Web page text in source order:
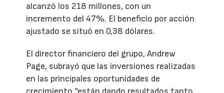
alcanzó los 218 millones, con un
incremento del 47%. El beneficio por acción
ajustado se situó en 0,38 dólares.
El director financiero del grupo, Andrew
Page, subrayó que las inversiones realizadas
en las principales oportunidades de